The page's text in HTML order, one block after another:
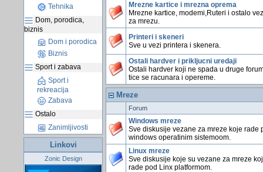
Tehnika
Dom, porodica,
biznis
Dom i porodica
Biznis
Sport i zabava
Sport i
rekreacija
Zabava
Ostalo
Zanimljivosti
Linkovi
Zonic Design
Mrezne kartice i mrezna oprema
Mrezne kartice, modemi,Ruteri i ostalo
za mrezu.
Printeri i skeneri
Sve u vezi printera i skenera.
Ostali hardver i prikljucni uredaji
Ostali hardver koji ne spada u druge
tice se racunara i opereme.
Mreze
Forum
Windows mreze
Sve diskusije vezane za mreze koje rade
windows operatinim sistemoom.
Linux mreze
Sve diskusije koje su vezane za mreze
rade pod Linx platformom.